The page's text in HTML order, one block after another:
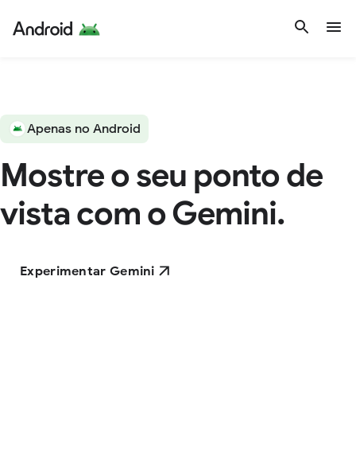
Apenas no Android
Mostre o seu ponto de
vista com o Gemini.
Experimentar Gemini